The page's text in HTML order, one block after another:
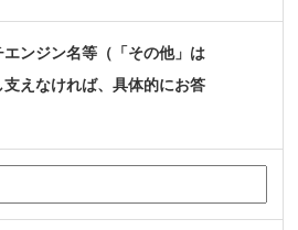
ンジン名等（「その他」は
えなければ、具体的にお答